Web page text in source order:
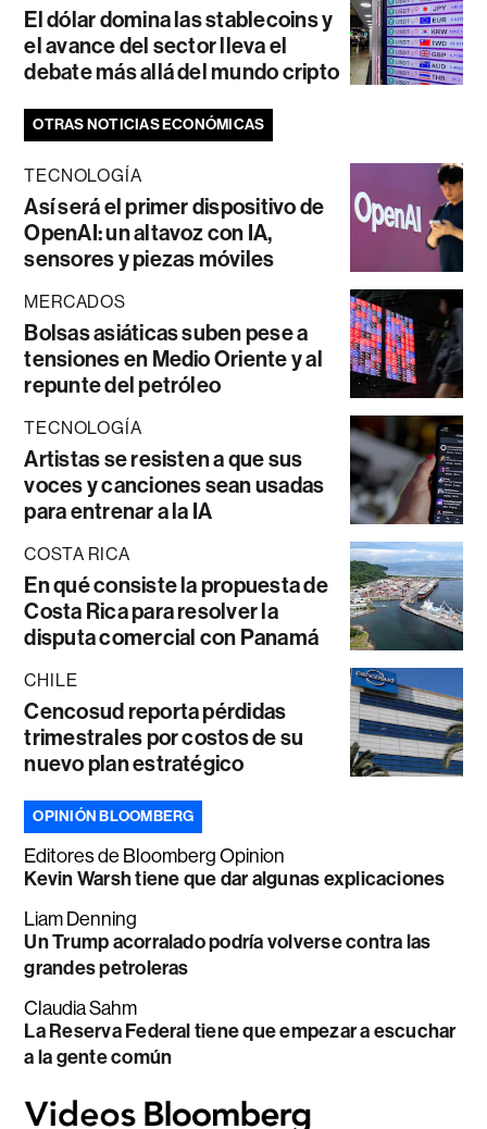
El dólar domina las stablecoins y
el avance del sector lleva el
debate más allá del mundo cripto
OTRAS NOTICIAS ECONÓMICAS
TECNOLOGÍA
Así será el primer dispositivo de
OpenAI: un altavoz con IA,
sensores y piezas móviles
MERCADOS
Bolsas asiáticas suben pese a
tensiones en Medio Oriente y al
repunte del petróleo
TECNOLOGÍA
Artistas se resisten a que sus
voces y canciones sean usadas
para entrenar a la IA
COSTA RICA
En qué consiste la propuesta de
Costa Rica para resolver la
disputa comercial con Panamá
CHILE
Cencosud reporta pérdidas
trimestrales por costos de su
nuevo plan estratégico
OPINIÓN BLOOMBERG
Editores de Bloomberg Opinion
Kevin Warsh tiene que dar algunas explicaciones
Liam Denning
Un Trump acorralado podría volverse contra las
grandes petroleras
Claudia Sahm
La Reserva Federal tiene que empezar a escuchar
a la gente común